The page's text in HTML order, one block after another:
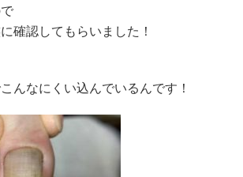
確認してもらいました！
んなにくい込んでいるんです！